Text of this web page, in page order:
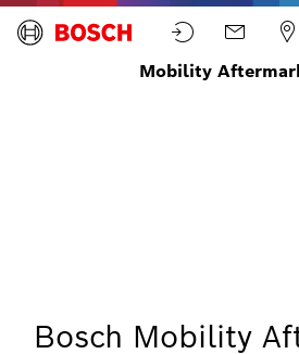
Mobility